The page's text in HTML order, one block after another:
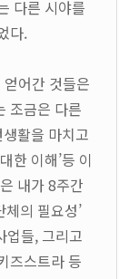
다른 시야를
다.
어간 것들은
조금은 다른
활을 마치고
한 이해’등 이
내가 8주간
의 필요성’
업들, 그리고
즈스트라 등